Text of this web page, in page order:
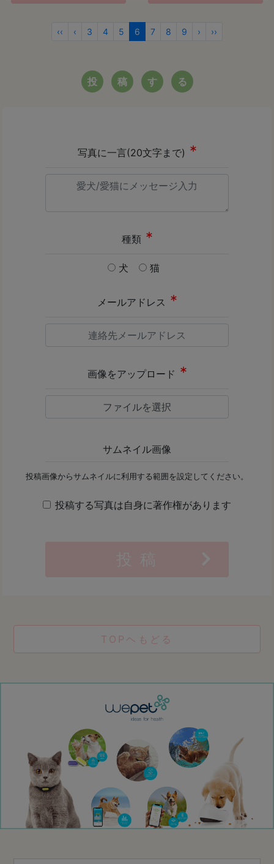
‹‹ ‹ 3 4 5 6 7 8 9 › ››
投 稿 す る
写真に一言(20文字まで)
種類
犬 猫
メールアドレス
画像をアップロード
ファイルを選択
サムネイル画像
投稿画像からサムネイルに利用する範囲を設定してください。
投稿する写真は自身に著作権があります
TOPヘもどる